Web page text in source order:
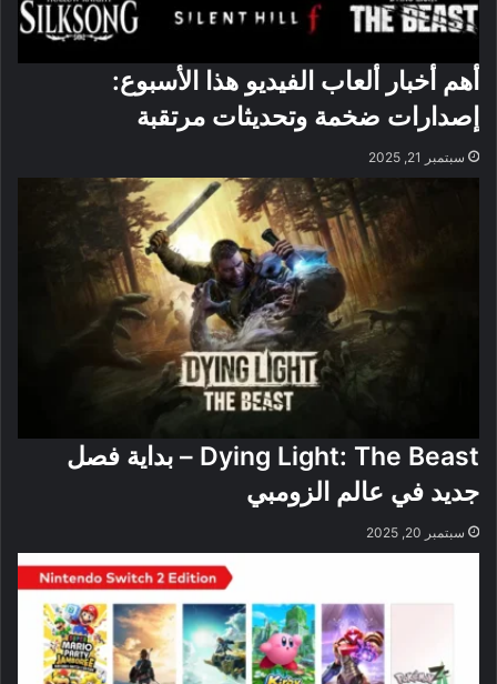
أهم أخبار ألعاب الفيديو هذا الأسبوع:
إصدارات ضخمة وتحديثات مرتقبة
سبتمبر 21, 2025
Dying Light: The Beast – بداية فصل
جديد في عالم الزومبي
سبتمبر 20, 2025